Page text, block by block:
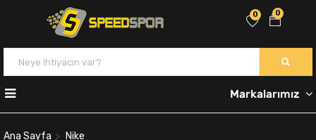
0
0
Markalarımız
Ana Sayfa
Nike